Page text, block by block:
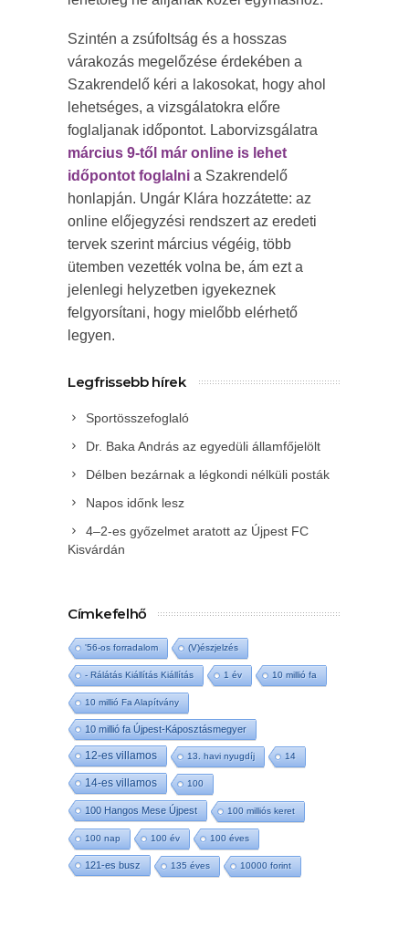
Szintén a zsúfoltság és a hosszas
várakozás megelőzése érdekében a
Szakrendelő kéri a lakosokat, hogy ahol
lehetséges, a vizsgálatokra előre
foglaljanak időpontot. Laborvizsgálatra
március 9-től már online is lehet
időpontot foglalni a Szakrendelő
honlapján. Ungár Klára hozzátette: az
online előjegyzési rendszert az eredeti
tervek szerint március végéig, több
ütemben vezették volna be, ám ezt a
jelenlegi helyzetben igyekeznek
felgyorsítani, hogy mielőbb elérhető
legyen.
Legfrissebb hírek
Sportösszefoglaló
Dr. Baka András az egyedüli államfőjelölt
Délben bezárnak a légkondi nélküli posták
Napos időnk lesz
4–2-es győzelmet aratott az Újpest FC
Kisvárdán
Címkefelhő
'56-os forradalom (V)észjelzés
- Rálátás Kiállítás Kiállítás 1 év 10 millió fa
10 millió Fa Alapítvány
10 millió fa Újpest-Káposztásmegyer
12-es villamos 13. havi nyugdíj 14
14-es villamos 100
100 Hangos Mese Újpest 100 milliós keret
100 nap 100 év 100 éves
121-es busz 135 éves 10000 forint